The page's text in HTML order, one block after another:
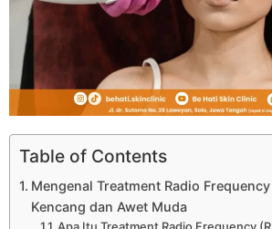
Table of Contents
Mengenal Treatment Radio
Kencang dan Awet Muda